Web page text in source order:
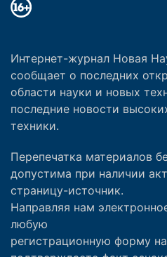
Интернет-журнал Новая
сообщает о последних
области науки и новых
последние новости
техники.
Перепечатка материалов
допустима при наличии
страницу-источник.
Направляя нам
любую
регистрационную форму